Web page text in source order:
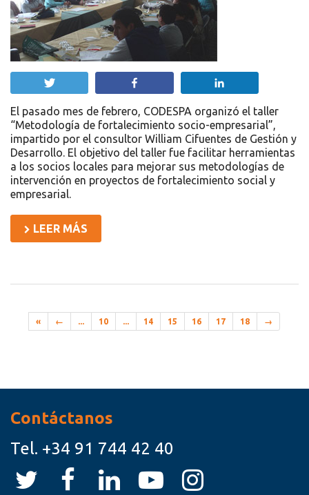
El pasado mes de febrero, CODESPA organizó el taller
“Metodología de fortalecimiento socio-empresarial”,
impartido por el consultor William Cifuentes de Gestión y
Desarrollo. El objetivo del taller fue facilitar herramientas
a los socios locales para mejorar sus metodologías de
intervención en proyectos de fortalecimiento social y
empresarial.
LEER MÁS
« ← ... 10 ... 14 15 16 17 18 →
Contáctanos
Tel. +34 91 744 42 40